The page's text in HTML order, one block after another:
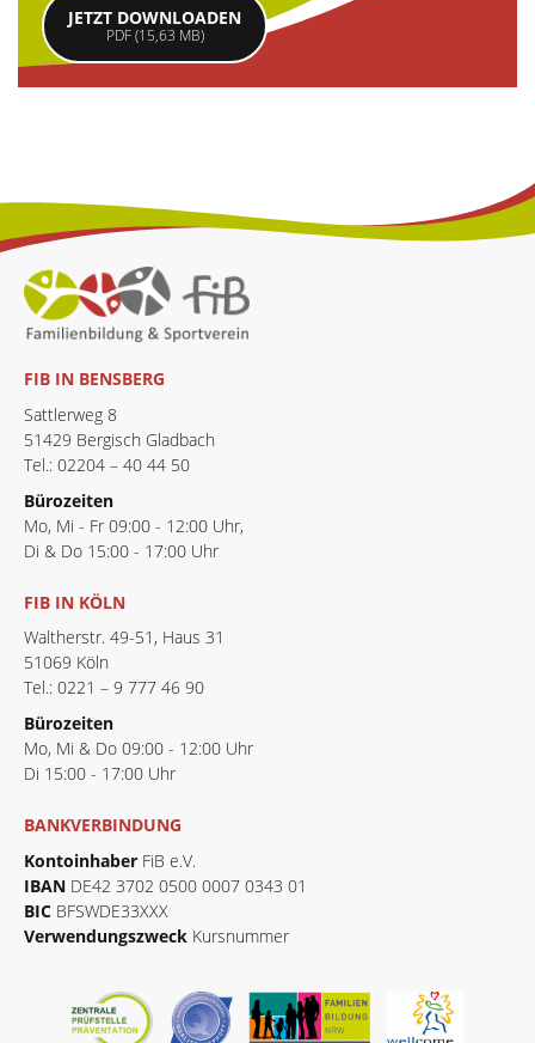
JETZT DOWNLOADEN
PDF (15,63 MB)
FIB IN BENSBERG
Sattlerweg 8
51429 Bergisch Gladbach
Tel.: 02204 – 40 44 50
Bürozeiten
Mo, Mi - Fr 09:00 - 12:00 Uhr,
Di & Do 15:00 - 17:00 Uhr
FIB IN KÖLN
Waltherstr. 49-51, Haus 31
51069 Köln
Tel.: 0221 – 9 777 46 90
Bürozeiten
Mo, Mi & Do 09:00 - 12:00 Uhr
Di 15:00 - 17:00 Uhr
BANKVERBINDUNG
Kontoinhaber FiB e.V.
IBAN DE42 3702 0500 0007 0343 01
BIC BFSWDE33XXX
Verwendungszweck Kursnummer